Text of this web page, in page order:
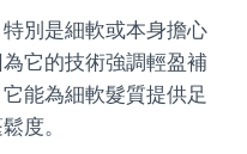
別是細軟或本身擔心
它的技術強調輕盈補
能為細軟髮質提供足
度。